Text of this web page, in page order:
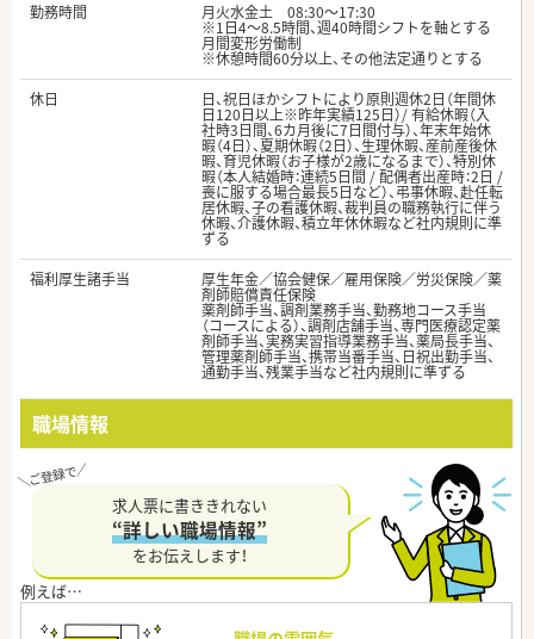
勤務時間
月火水金土 08:30～17:30
※1日4～8.5時間、週40時間シフトを軸とする
月間変形労働制
※休憩時間60分以上、その他法定通りとする
休日
日、祝日ほかシフトにより原則週休2日（年間休
日120日以上※昨年実績125日）/ 有給休暇（入
社時3日間、6カ月後に7日間付与）、年末年始休
暇（4日）、夏期休暇（2日）、生理休暇、産前産後休
暇、育児休暇（お子様が2歳になるまで）、特別休
暇（本人結婚時：連続5日間 / 配偶者出産時：2日 /
喪に服する場合最長5日など）、弔事休暇、赴任転
居休暇、子の看護休暇、裁判員の職務執行に伴う
休暇、介護休暇、積立年休休暇など社内規則に準
ずる
福利厚生諸手当
厚生年金／協会健保／雇用保険／労災保険／薬
剤師賠償責任保険
薬剤師手当、調剤業務手当、勤務地コース手当
（コースによる）、調剤店舗手当、専門医療認定薬
剤師手当、実務実習指導業務手当、薬局長手当、
管理薬剤師手当、携帯当番手当、日祝出勤手当、
通勤手当、残業手当など社内規則に準ずる
職場情報
求人票に書ききれない
“詳しい職場情報”
をお伝えします！